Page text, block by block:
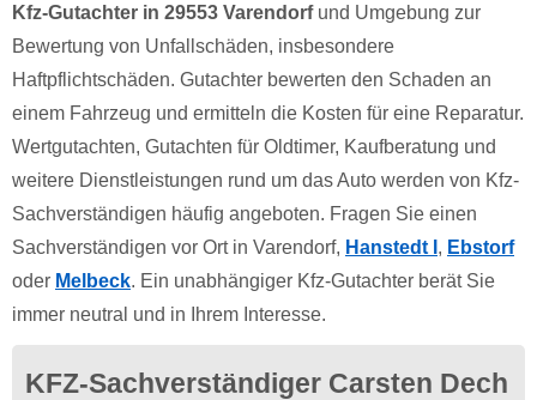
Kfz-Gutachter in 29553 Varendorfund Umgebung zur
Bewertung von Unfallschäden, insbesondere
Haftpflichtschäden. Gutachter bewerten den Schaden an
einem Fahrzeug und ermitteln die Kosten für eine Reparatur.
Wertgutachten, Gutachten für Oldtimer, Kaufberatung und
weitere Dienstleistungen rund um das Auto werden von Kfz-
Sachverständigen häufig angeboten. Fragen Sie einen
Sachverständigen vor Ort in Varendorf, Hanstedt I , Ebstorf
oder Melbeck. Ein unabhängiger Kfz-Gutachter berät Sie
immer neutral und in Ihrem Interesse.
KFZ-Sachverständiger Carsten Dech